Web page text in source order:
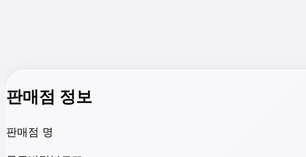
판매점 정보
판매점 명